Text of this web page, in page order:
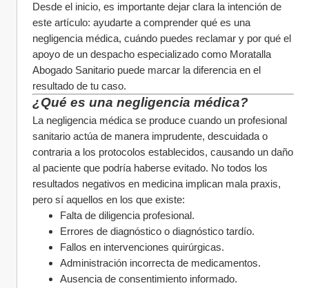
Desde el inicio, es importante dejar clara la intención de
este artículo: ayudarte a comprender qué es una
negligencia médica, cuándo puedes reclamar y por qué el
apoyo de un despacho especializado como Moratalla
Abogado Sanitario puede marcar la diferencia en el
resultado de tu caso.
¿Qué es una negligencia médica?
La negligencia médica se produce cuando un profesional
sanitario actúa de manera imprudente, descuidada o
contraria a los protocolos establecidos, causando un daño
al paciente que podría haberse evitado. No todos los
resultados negativos en medicina implican mala praxis,
pero sí aquellos en los que existe:
Falta de diligencia profesional.
Errores de diagnóstico o diagnóstico tardío.
Fallos en intervenciones quirúrgicas.
Administración incorrecta de medicamentos.
Ausencia de consentimiento informado.